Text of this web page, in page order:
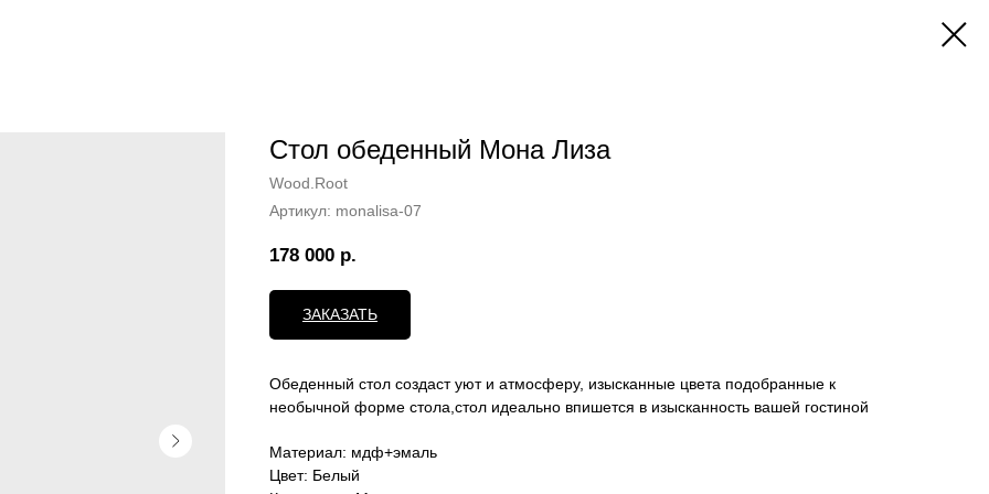
Стол обеденный Мона Лиза
Wood.Root
Артикул: monalisa-07
178 000 р.
ЗАКАЗАТЬ
Обеденный стол создаст уют и атмосферу, изысканные цвета подобранные к
необычной форме стола,стол идеально впишется в изысканность вашей гостиной
Материал: мдф+эмаль
Цвет: Белый